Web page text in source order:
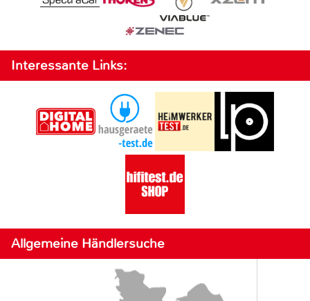
Interessante Links:
Allgemeine Händlersuche